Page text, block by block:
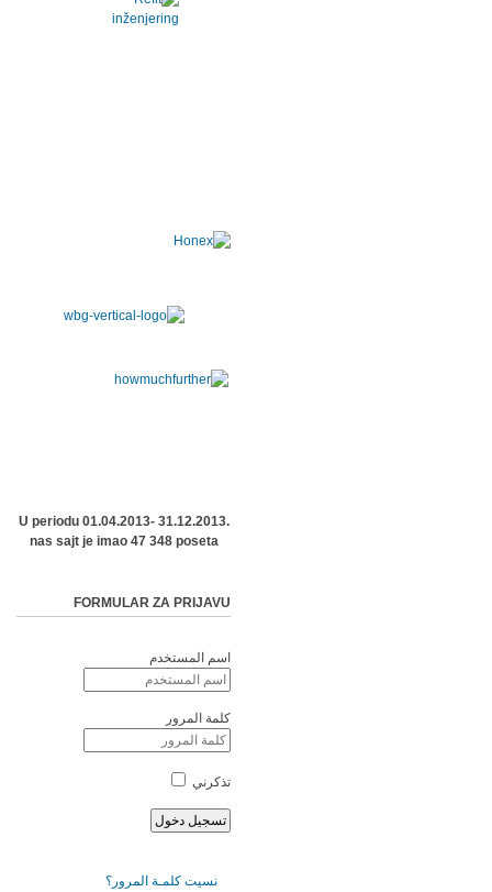
U periodu 01.04.2013- 31.12.2013.
nas sajt je imao 47 348 poseta
FORMULAR ZA PRIJAVU
اسم المستخدم
كلمة المرور
تذكرني
نسيت كلمـة المرور؟